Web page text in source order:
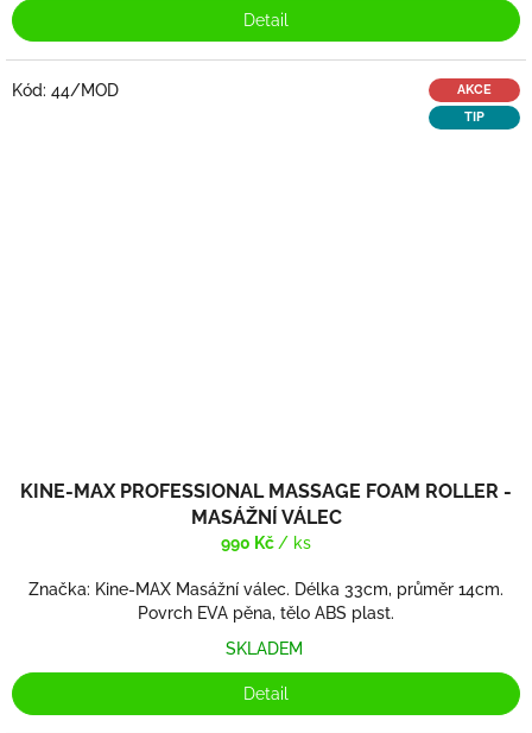
Detail
AKCE
TIP
KINE-MAX PROFESSIONAL MASSAGE FOAM ROLLER -
MASÁŽNÍ VÁLEC
990 Kč / ks
Značka: Kine-MAX Masážní válec. Délka 33cm, průměr 14cm.
Povrch EVA pěna, tělo ABS plast.
SKLADEM
Detail
Kód: 44/MOD